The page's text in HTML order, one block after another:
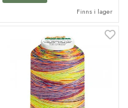
Finns i lager